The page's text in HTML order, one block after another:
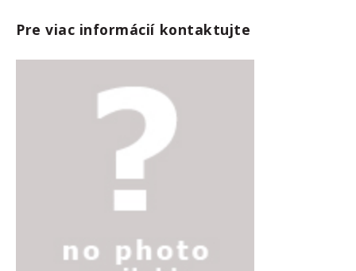
Pre viac informácií kontaktujte